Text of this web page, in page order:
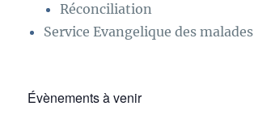
Réconciliation
Service Evangelique des malades
Évènements à venir